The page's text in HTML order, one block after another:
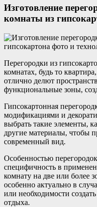
Изготовление
комнаты из
Перегородки из
комнатах, будь то
отлично делют
функциональные зоны,
Гипсокартонная
модификациями и
выбрать такие элементы,
другие материалы, чтобы
современный вид.
Особенностью
специфичность в
комнату на две или более
особенно актуально в
или необходимости
отдыха.